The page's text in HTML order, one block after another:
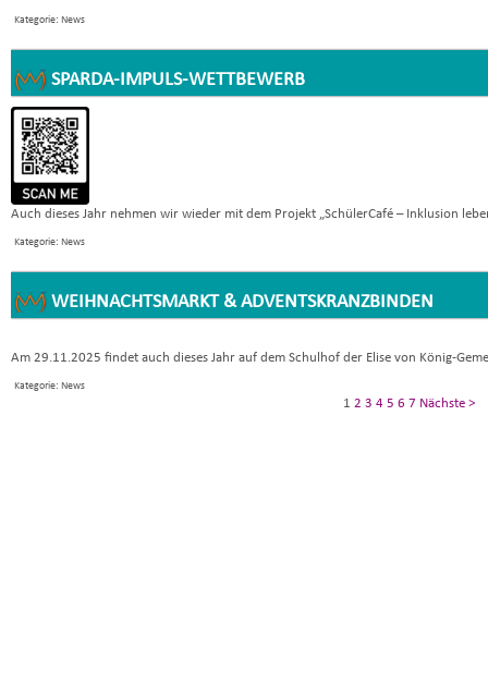
Kategorie: News
SPARDA-IMPULS-WETTBEWERB
Auch dieses Jahr nehmen wir wieder mit dem Projekt „SchülerCafé – Inklusion
Kategorie: News
WEIHNACHTSMARKT & ADVENTSKRANZBINDEN
Am 29.11.2025 findet auch dieses Jahr auf dem Schulhof der Elise von König-
Kategorie: News
1 2 3 4 5 6 7 Nächste >